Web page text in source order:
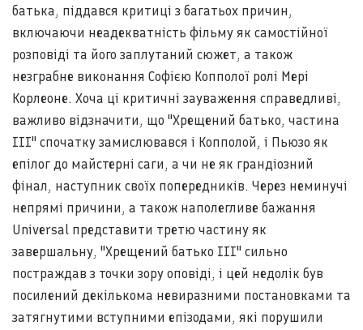
батька, піддався критиці з багатьох причин,
включаючи неадекватність фільму як самостійної
розповіді та його заплутаний сюжет, а також
незграбне виконання Софією Копполої ролі Мері
Корлеоне. Хоча ці критичні зауваження справедливі,
важливо відзначити, що "Хрещений батько, частина
III" спочатку замислювався і Копполой, і Пьюзо як
епілог до майстерні саги, а чи не як грандіозний
фінал, наступник своїх попередників. Через неминучі
непрямі причини, а також наполегливе бажання
Universal представити третю частину як
завершальну, "Хрещений батько III" сильно
постраждав з точки зору оповіді, і цей недолік був
посилений декількома невиразними постановками та
затягнутими вступними епізодами, які порушили